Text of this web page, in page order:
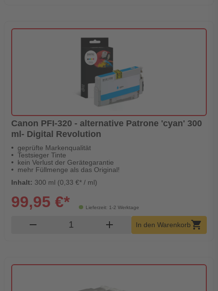
Canon PFI-320 - alternative Patrone 'cyan' 300
ml- Digital Revolution
geprüfte Markenqualität
Testsieger Tinte
kein Verlust der Gerätegarantie
mehr Füllmenge als das Original!
Inhalt: 300 ml (0,33 €* / ml)
Lieferzeit: 1-2 Werktage
99,95 €*
remove Produkt Warenkorb Menge
add In den Warenkorb shopping_cart